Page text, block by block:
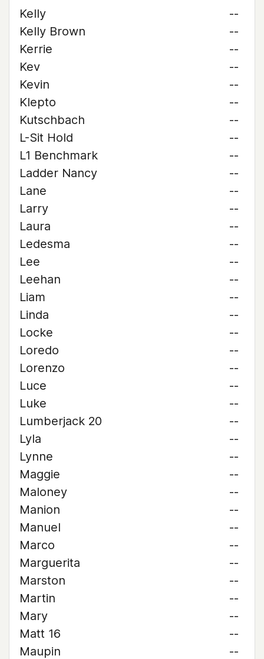
Kelly
--
Kelly Brown
--
Kerrie
--
Kev
--
Kevin
--
Klepto
--
Kutschbach
--
L-Sit Hold
--
L1 Benchmark
--
Ladder Nancy
--
Lane
--
Larry
--
Laura
--
Ledesma
--
Lee
--
Leehan
--
Liam
--
Linda
--
Locke
--
Loredo
--
Lorenzo
--
Luce
--
Luke
--
Lumberjack 20
--
Lyla
--
Lynne
--
Maggie
--
Maloney
--
Manion
--
Manuel
--
Marco
--
Marguerita
--
Marston
--
Martin
--
Mary
--
Matt 16
--
Maupin
--